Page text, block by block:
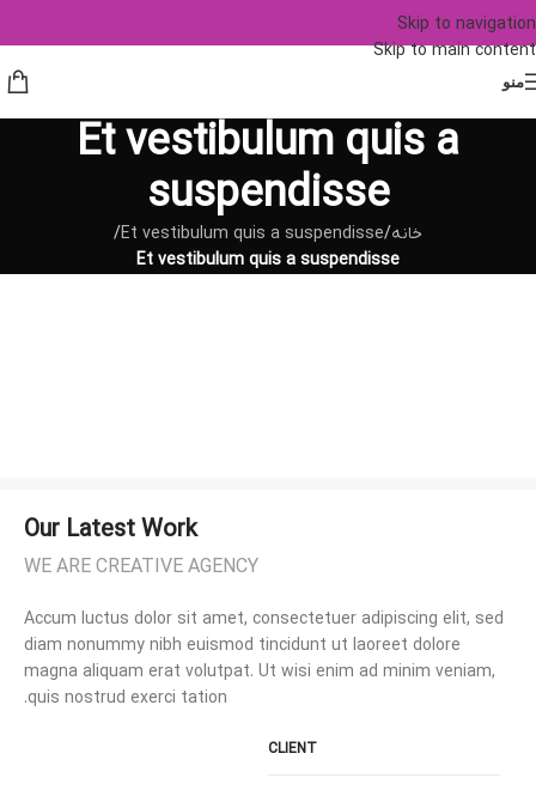
Skip to navigation
Skip to main content
منو
Et vestibulum quis a
suspendisse
خانه/
Et vestibulum quis a suspendisse
/
Et vestibulum quis a suspendisse
Our Latest Work
WE ARE CREATIVE AGENCY
Accum luctus dolor sit amet, consectetuer adipiscing elit, sed
diam nonummy nibh euismod tincidunt ut laoreet dolore
magna aliquam erat volutpat. Ut wisi enim ad minim veniam,
quis nostrud exerci tation.
CLIENT